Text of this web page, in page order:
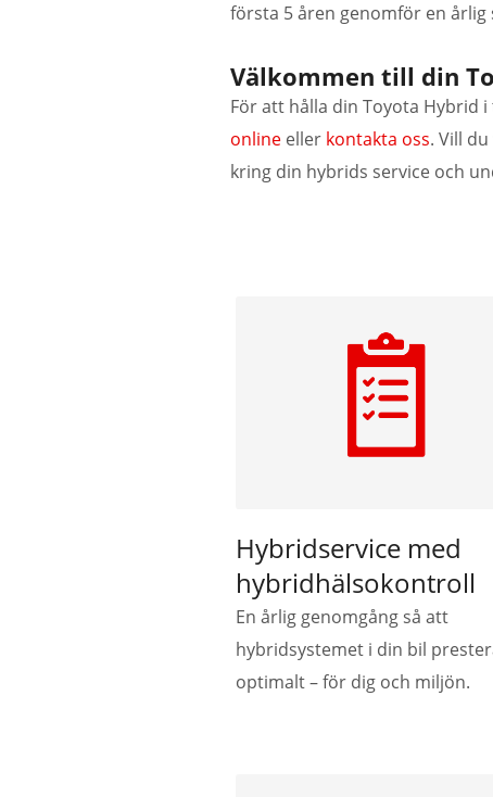
första 5 åren genomför en årlig
Välkommen till din
För att hålla din Toyota Hybrid
online eller kontakta oss. Vill
kring din hybrids service och
Hybridservice med
hybridhälsokontroll
En årlig genomgång så att
hybridsystemet i din bil
optimalt – för dig och miljön.